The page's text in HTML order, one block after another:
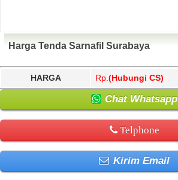
Harga Tenda Sarnafil Surabaya
HARGA Rp. (Hubungi CS)
Chat Whatsapp
Telphone
Kirim Email